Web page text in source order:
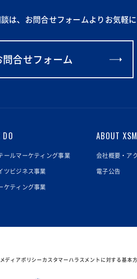
は、 お問合せフォームより お気軽
問合せフォーム
DO
ールマーケティング事業
ツビジネス事業
ケティング事業
ABOUT XSM
会社概要・ア
電子公告
ディアポリシーカスタマーハラスメントに対する基本